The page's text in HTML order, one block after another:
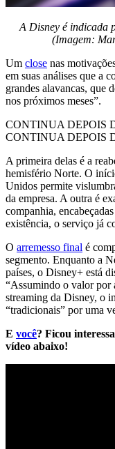
A Disney é indicada
(Imagem:
Um close nas
em suas análises que a
grandes alavancas, que
nos próximos meses”.
CONTINUA DEPOIS
CONTINUA DEPOIS
A primeira delas é a
hemisfério Norte. O
Unidos permite
da empresa. A outra é
companhia,
existência, o serviço já
O arremesso final é
segmento. Enquanto a
países, o Disney+ está
“Assumindo o valor por
streaming da Disney, o
“tradicionais” por uma
E você? Ficou
vídeo abaixo!